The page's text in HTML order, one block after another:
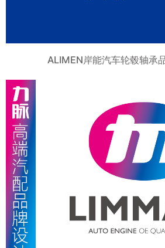
ALIMEN岸能汽车轮毂轴承